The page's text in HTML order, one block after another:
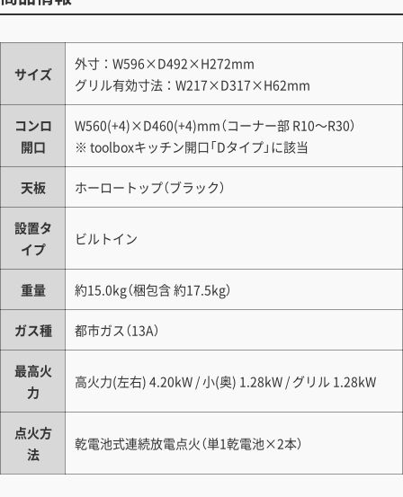
サイズ
外寸：W596×D492×H272mm
グリル有効寸法：W217×D317×H62mm
コンロ
開口
W560(+4)×D460(+4)mm（コーナー部 R10～R30）
※ toolboxキッチン開口「Dタイプ」に該当
天板 ホーロートップ（ブラック）
設置タ
イプ
ビルトイン
重量 約15.0kg（梱包含 約17.5kg）
ガス種 都市ガス（13A）
最高火
力
高火力(左右) 4.20kW / 小(奥) 1.28kW / グリル 1.28kW
点火方
法
乾電池式連続放電点火（単1乾電池×2本）